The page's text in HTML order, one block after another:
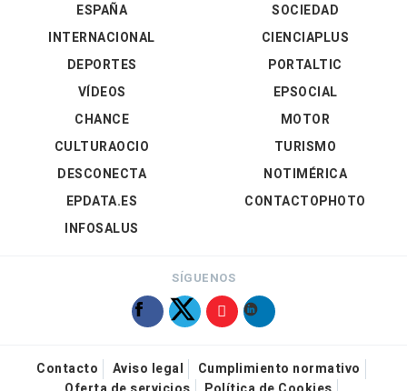
ESPAÑA
INTERNACIONAL
DEPORTES
VÍDEOS
SOCIEDAD
CIENCIAPLUS
PORTALTIC
EPSOCIAL
CHANCE
CULTURAOCIO
DESCONECTA
EPDATA.ES
INFOSALUS
MOTOR
TURISMO
NOTIMÉRICA
CONTACTOPHOTO
SÍGUENOS
Contacto Aviso legal
Cumplimiento normativo